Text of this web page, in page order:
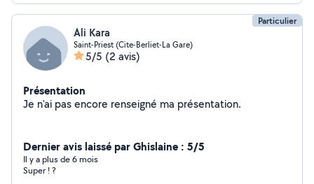
Particulier
Ali Kara
Saint-Priest (Cite-Berliet-La Gare)
5/5 (2 avis)
Présentation
Je n'ai pas encore renseigné ma présentation.
Dernier avis laissé par Ghislaine : 5/5
Il y a plus de 6 mois
Super ! ?